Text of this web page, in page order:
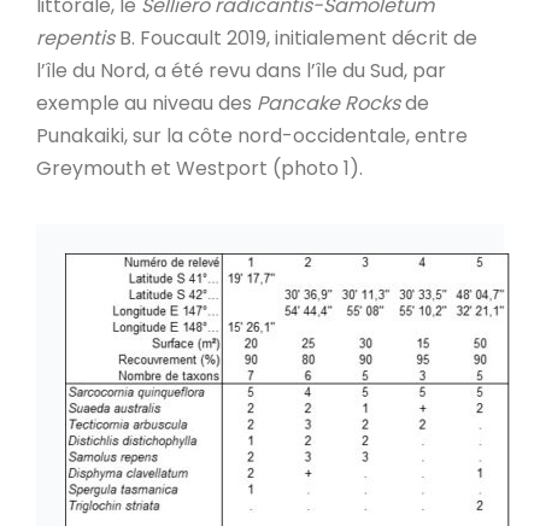
repentisB. Foucault 2019, initialement décrit de
l’île du Nord, a été revu dans l’île du Sud, par
exemple au niveau des Pancake Rocksde
Punakaiki, sur la côte nord-occidentale, entre
Greymouth et Westport (photo 1).